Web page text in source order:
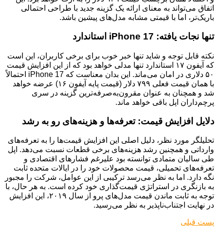
اتفاق می‌تواند به معنای ارائه یک گزینه جدید با طراحی احتمالی
باریک‌تر، اما با قیمتی مشابه مدل‌های پیشین باشد.
تنها نجات یافته: iPhone 17 استاندارد
نکته قابل توجه و شاید تنها خبر خوب برای برخی کاربران، این است
که آیفون ۱۷ استاندارد تنها مدلی خواهد بود که از این افزایش قیمت
۵۰ دلاری در امان می‌ماند. این بدان معناست که iPhone 17 احتمالاً
با همان قیمت فعلی ۷۹۹ دلار (قیمت پایه آیفون ۱۶) عرضه خواهد
شد و همچنان به عنوان مقرون‌به‌صرفه‌ترین گزینه در سری
پرچم‌داران اپل باقی خواهد ماند.
دلایل افزایش قیمت: تعرفه‌ها و هزینه‌های رو به رشد
تحلیلگر مورد نظر، دلیل اصلی این افزایش قیمت‌ها را به تعرفه‌های
وارداتی و همچنین رشد هزینه‌های برخی قطعات نسبت می‌دهد. اپل
طی سالیان متمادی توانسته بود علیرغم فشارهای اقتصادی و
تعرفه‌های تحمیلی، قیمت محصولات خود را در ایالات متحده ثابت
نگه دارد. اما به نظر می‌رسد ترکیبی از این عوامل، شرکت را مجبور
به بازنگری در استراتژی قیمت‌گذاری خود کرده است. به هر حال، با
توجه به ثابت ماندن قیمت مدل‌های پرو از سال ۲۰۱۹، این افزایش
در نهایت اجتناب‌ناپذیر به نظر می‌رسید.
پست قبلی